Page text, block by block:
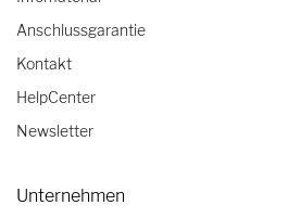
Anschlussgarantie
Kontakt
HelpCenter
Newsletter
Unternehmen